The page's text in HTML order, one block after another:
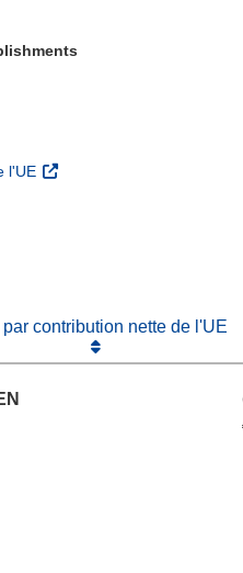
nouvelle fenêtre)
l'UE (s’ouvre dans une nouvelle
dans une nouvelle fenêtre)
par contribution nette de l'UE
de la page